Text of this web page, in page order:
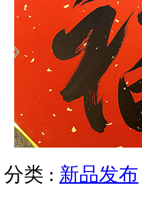
分类 : 新品发布